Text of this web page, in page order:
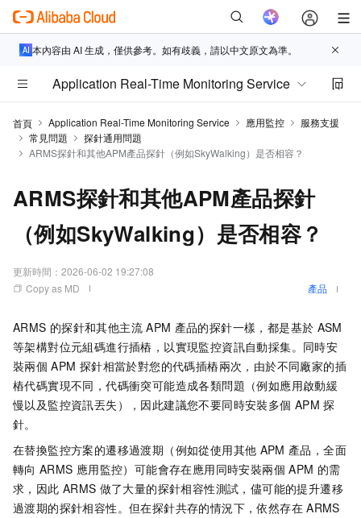
本內容由 AI 生成，僅供參考。如有歧義，請以中文原文為準。
Application Real-Time Monitoring Service
首頁 Application Real-Time Monitoring Service 應用監控
服務支援
常見問題
探針通用問題
ARMS探針和其他APM產品探針（例如SkyWalking）是否相容？
ARMS探針和其他APM產品探針
（例如SkyWalking）是否相容？
更新時間： 2026-06-02 19:27:08
Copy as MD
產品
ARMS 的探針和其他主流 APM 產品的探針一樣，都是基於 ASM
等架構對位元組碼進行插樁，以實現監控資訊自動採集。同時安
裝兩個 APM 探針相當於對您的代碼插樁兩次，由於不同廠家的插
樁代碼實現不同，代碼衝突可能造成各類問題（例如應用啟動緩
慢以及監控資訊丟失），因此建議您不要同時安裝多個 APM 探
針。
在替換監控方案的遷移過渡期（例如從使用其他 APM 產品，全面
轉向 ARMS 應用監控）可能會存在應用同時安裝兩個 APM 的需
求，因此 ARMS 做了大量的探針相容性測試，儘可能的提升遷移
過渡期的探針相容性。但在探針共存的情況下，依然存在 ARMS